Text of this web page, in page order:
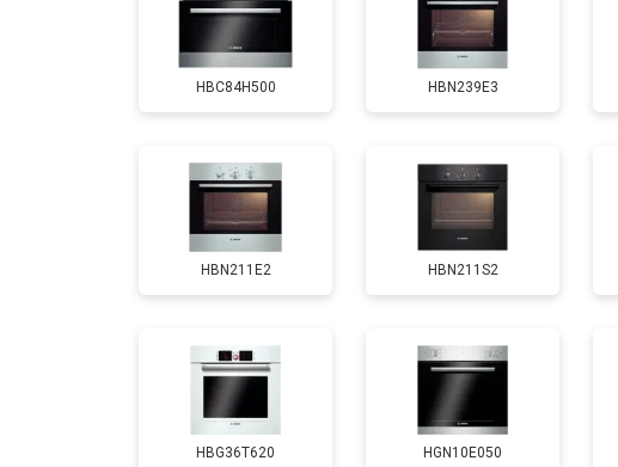
Замена панели управления
HBC84H500 HBN239E3
HBN211E2 HBN211S2
HBG36T620 HGN10E050